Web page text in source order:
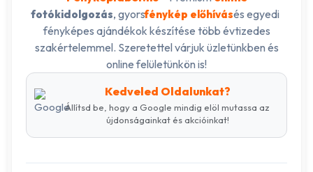
fotókidolgozás, gyorsfénykép előhívásés egyedi
fényképes ajándékok készítése több évtizedes
szakértelemmel. Szeretettel várjuk üzletünkben és
online felületünkön is!
Kedveled Oldalunkat?
Állítsd be, hogy a Google mindig elöl mutassa az
újdonságainkat és akcióinkat!